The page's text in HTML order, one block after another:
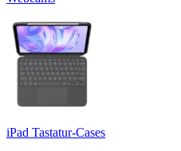
iPad Tastatur-Cases